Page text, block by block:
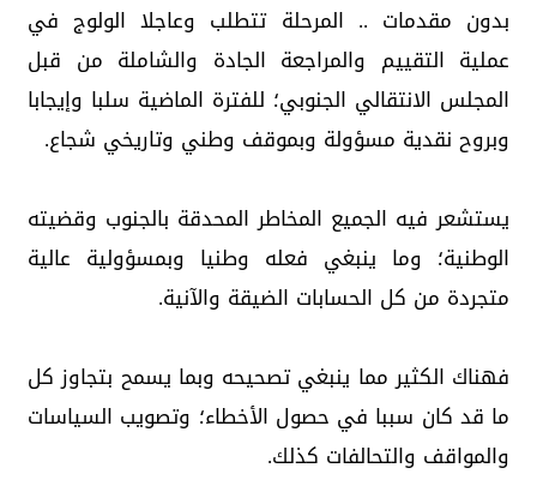
بدون مقدمات .. المرحلة تتطلب وعاجلا الولوج في
عملية التقييم والمراجعة الجادة والشاملة من قبل
المجلس الانتقالي الجنوبي؛ للفترة الماضية سلبا وإيجابا
وبروح نقدية مسؤولة وبموقف وطني وتاريخي شجاع.
يستشعر فيه الجميع المخاطر المحدقة بالجنوب وقضيته
الوطنية؛ وما ينبغي فعله وطنيا وبمسؤولية عالية
متجردة من كل الحسابات الضيقة والآنية.
فهناك الكثير مما ينبغي تصحيحه وبما يسمح بتجاوز كل
ما قد كان سببا في حصول الأخطاء؛ وتصويب السياسات
والمواقف والتحالفات كذلك.